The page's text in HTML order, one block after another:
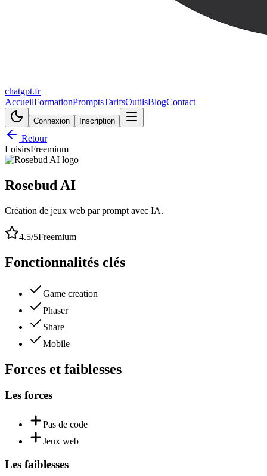
chatgpt.fr
AccueilFormationPromptsTarifsOutilsBlogContact
Connexion Inscription
Retour
LoisirsFreemium
Rosebud AI
Création de jeux web par prompt avec IA.
4.5/5Freemium
Fonctionnalités clés
Game creation
Phaser
Share
Mobile
Forces et faiblesses
Les forces
Pas de code
Jeux web
Les faiblesses